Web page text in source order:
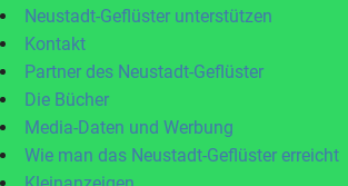
Neustadt-Geflüster unterstützen
Kontakt
Partner des Neustadt-Geflüster
Die Bücher
Media-Daten und Werbung
Wie man das Neustadt-Geflüster erreicht